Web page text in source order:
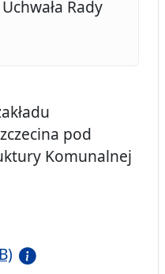
Rady
pod
Komunalnej